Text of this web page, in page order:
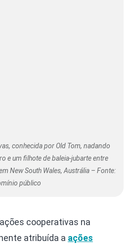
conhecida por Old Tom, nadando
e um filhote de baleia-jubarte entre
New South Wales, Austrália – Fonte:
público
cooperativas na
atribuída a ações